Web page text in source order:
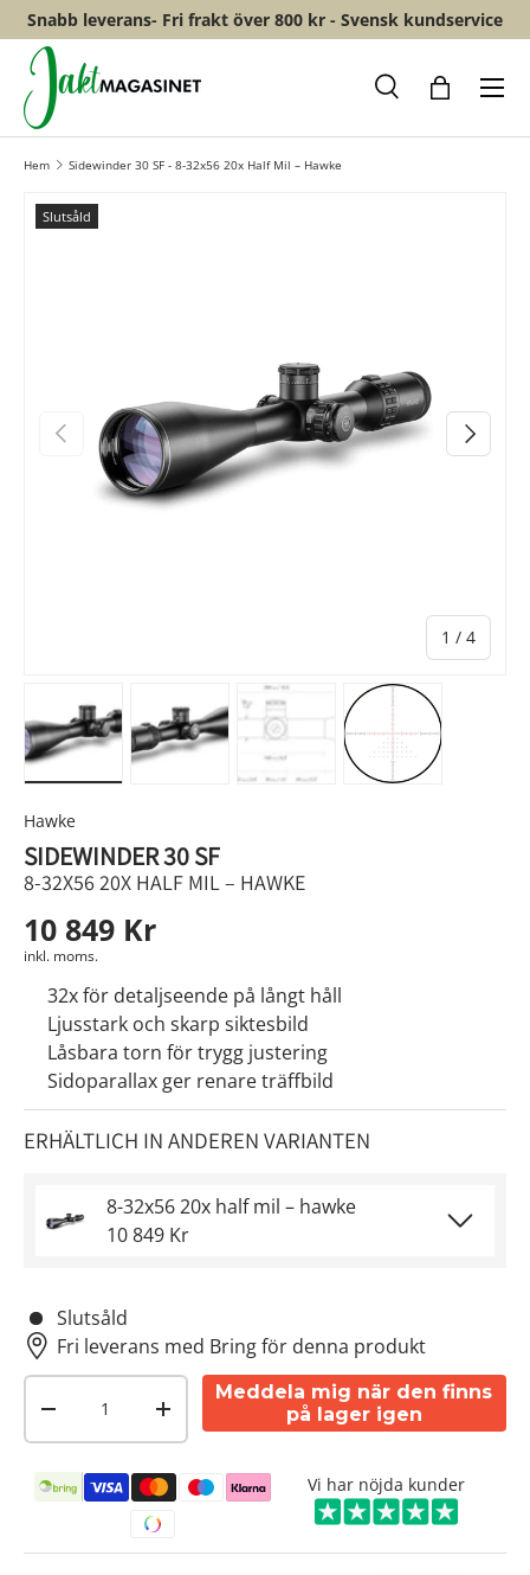
HOPPA TILL INNEHÅLL
Snabb leverans- Fri frakt över 800 kr - Svensk kundservice
Sök
Meny
Hem Sidewinder 30 SF - 8-32x56 20x Half Mil – Hawke
Slutsåld
FÖREGÅENDE
1 / av
4
NÄSTA
Hawke
SIDEWINDER 30 SF
8-32X56 20X HALF MIL – HAWKE
10 849 Kr
inkl. moms.
32x för detaljseende på långt håll
Ljusstark och skarp siktesbild
Låsbara torn för trygg justering
Sidoparallax ger renare träffbild
ERHÄLTLICH IN ANDEREN VARIANTEN
8-32x56 20x half mil – hawke
10 849 Kr
Slutsåld
Fri leverans med Bring för denna produkt
-
+
Meddela mig när den finns
på lager igen
Betalningsmetoder Vi har nöjda kunder